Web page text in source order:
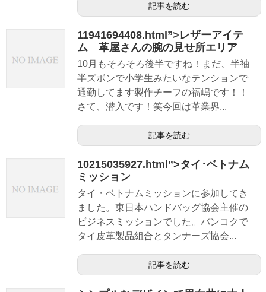
記事を読む
11941694408.html”>レザーアイテ
ム 革屋さんの腕の見せ所エリア
10月もそろそろ後半ですね！まだ、半袖
半ズボンで小学生みたいなテンションで
通勤してます製作チーフの福嶋です！！
さて、潜入です！笑今回は革業界...
記事を読む
10215035927.html”>タイ･ベトナム
ミッション
タイ・ベトナムミッションに参加してき
ました。東日本ハンドバッグ協会主催の
ビジネスミッションでした。バンコクで
タイ皮革製品組合とタンナーズ協会...
記事を読む